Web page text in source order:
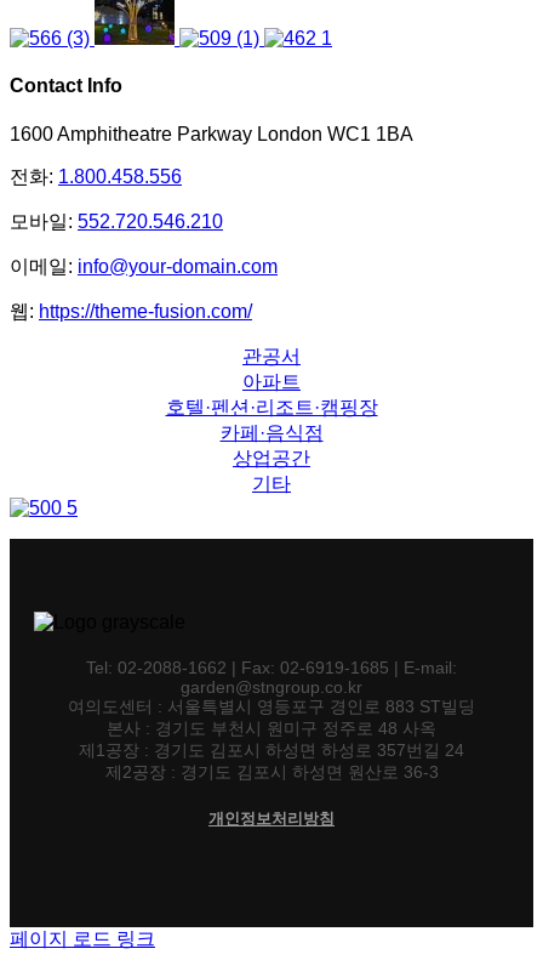
Contact Info
1600 Amphitheatre Parkway London WC1 1BA
전화: 1.800.458.556
모바일: 552.720.546.210
이메일: info@your-domain.com
웹: https://theme-fusion.com/
관공서
아파트
호텔·펜션·리조트·캠핑장
카페·음식점
상업공간
기타
Tel: 02-2088-1662 | Fax: 02-6919-1685 | E-mail:
garden@stngroup.co.kr
여의도센터 : 서울특별시 영등포구 경인로 883 ST빌딩
본사 : 경기도 부천시 원미구 정주로 48 사옥
제1공장 : 경기도 김포시 하성면 하성로 357번길 24
제2공장 : 경기도 김포시 하성면 원산로 36-3
개인정보처리방침
페이지 로드 링크